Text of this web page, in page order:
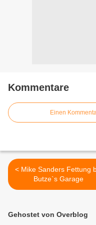
Kommentare
Einen
< Mike Sanders Fettung bei
Butze`s Garage
Gehostet von Overblog